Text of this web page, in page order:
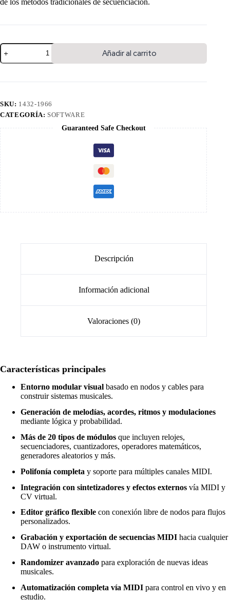
Añadir al carrito
SKU: 1432-1966
CATEGORÍA: SOFTWARE
Guaranteed Safe Checkout
Descripción
Información adicional
Valoraciones (0)
Características principales
Entorno modular visual basado en nodos y cables para
construir sistemas musicales.
Generación de melodías, acordes, ritmos y modulaciones
mediante lógica y probabilidad.
Más de 20 tipos de módulos que incluyen relojes,
secuenciadores, cuantizadores, operadores matemáticos,
generadores aleatorios y más.
Polifonía completa y soporte para múltiples canales MIDI.
Integración con sintetizadores y efectos externos vía MIDI y
CV virtual.
Editor gráfico flexible con conexión libre de nodos para flujos
personalizados.
Grabación y exportación de secuencias MIDI hacia cualquier
DAW o instrumento virtual.
Randomizer avanzado para exploración de nuevas ideas
musicales.
Automatización completa vía MIDI para control en vivo y en
estudio.